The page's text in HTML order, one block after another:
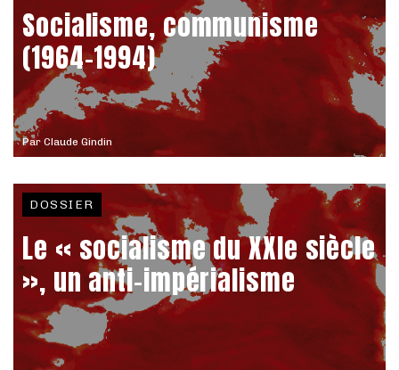
Par Claude Gindin
Socialisme, communisme
(1964-1994)
DOSSIER
Le « socialisme du XXIe siècle
», un anti-impérialisme